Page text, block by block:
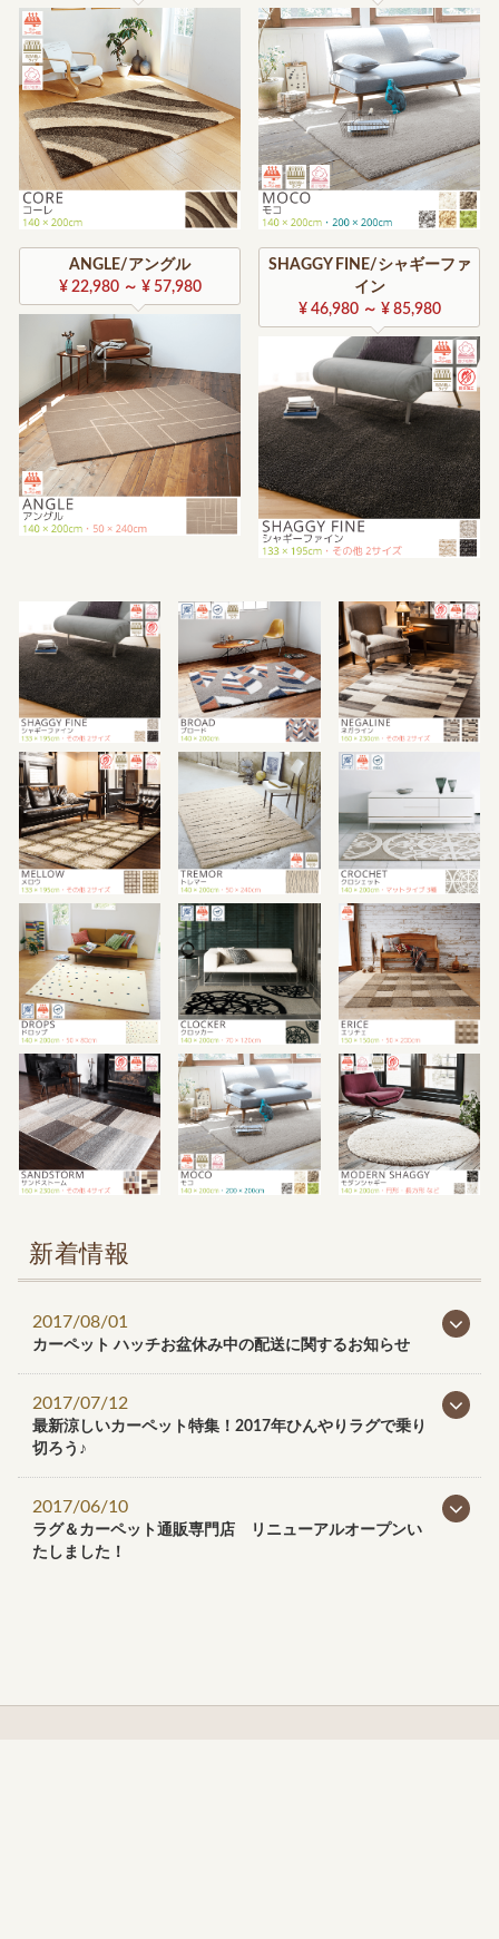
ANGLE/アングル
¥ 22,980 ～ ¥ 57,980
SHAGGY FINE/シャギーファ
イン
¥ 46,980 ～ ¥ 85,980
新着情報
2017/08/01
カーペット ハッチお盆休み中の配送に関するお知らせ
2017/07/12
最新涼しいカーペット特集！2017年ひんやりラグで乗り
切ろう♪
2017/06/10
ラグ＆カーペット通販専門店 リニューアルオープンい
たしました！